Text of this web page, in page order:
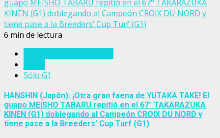
guapo MEISHO TABARU repitió en el 67° TAKARAZUKA
KINEN (G1) doblegando al Campeón CROIX DU NORD y
tiene pase a la Breeders’ Cup Turf (G1)
6 min de lectura
Sólo G1
HANSHIN (Japón): ¡Otra gran faena de YUTAKA TAKE! El
guapo MEISHO TABARU repitió en el 67° TAKARAZUKA
KINEN (G1) doblegando al Campeón CROIX DU NORD y
tiene pase a la Breeders’ Cup Turf (G1)